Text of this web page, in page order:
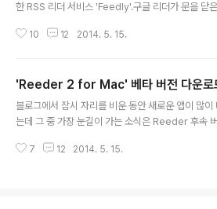
한 RSS 리더 서비스 'Feedly'.구글 리더가 문을 닫
읽거나 저장한 글 목록이 다른 컴퓨터나 스마트폰으로
다. 그런 측면에서 조금 늦은 감은 있지만 드디어
가 맥 공식 클라이언트를 출시했습니다. 지금까지 맥
eedly를 사용하려면 ReadKit 같은 서드파티 앱을
끔하죠? 새로 나온 클라이언트는 뼈대만 맥 앱의 형태
10 12 2014. 5. 15.
'Reeder 2 for Mac' 베타 버전 다운로
블로그에서 잠시 자리를 비운 동안 새로운 앱이 많이
는데 그 중 가장 눈길이 가는 소식은 Reeder 후속
er의 후속 버전 'Reeder 2 for Mac' 베타 버전이 나
7 12 2014. 5. 15.